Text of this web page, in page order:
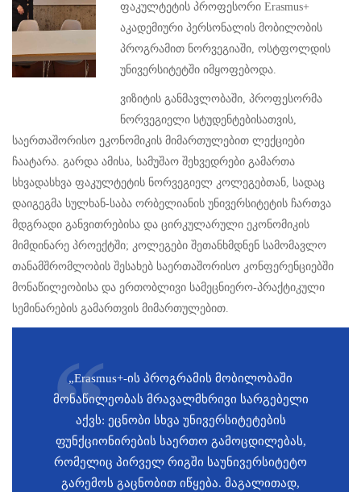
ფაკულტეტის პროფესორი Erasmus+
აკადემიური პერსონალის მობილობის
პროგრამით ნორვეგიაში, ოსტფოლდის
უნივერსიტეტში იმყოფებოდა.
ვიზიტის განმავლობაში, პროფესორმა
ნორვეგიელი სტუდენტებისათვის,
საერთაშორისო ეკონომიკის მიმართულებით ლექციები
ჩაატარა. გარდა ამისა, სამუშაო შეხვედრები გამართა
სხვადასხვა ფაკულტეტის ნორვეგიელ კოლეგებთან, სადაც
დაიგეგმა სულხან-საბა ორბელიანის უნივერსიტეტის ჩართვა
მდგრადი განვითრებისა და ცირკულარული ეკონომიკის
მიმდინარე პროექტში; კოლეგები შეთანხმდნენ სამომავლო
თანამშრომლობის შესახებ საერთაშორისო კონფერენციებში
მონაწილეობისა და ერთობლივი სამეცნიერო-პრაქტიკული
სემინარების გამართვის მიმართულებით.
„Erasmus+-ის პროგრამის მობილობაში
მონაწილეობას მრავალმხრივი სარგებელი
აქვს: ეცნობი სხვა უნივერსიტეტების
ფუნქციონირების საერთო გამოცდილებას,
რომელიც პირველ რიგში საუნივერსიტეტო
გარემოს გაცნობით იწყება. მაგალითად,